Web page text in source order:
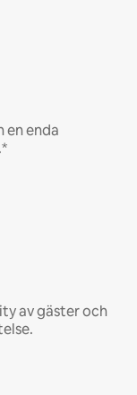
en enda
av gäster och